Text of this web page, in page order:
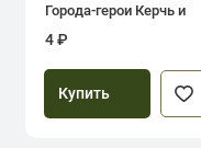
Города-герои Керчь и
4 ₽
Купить